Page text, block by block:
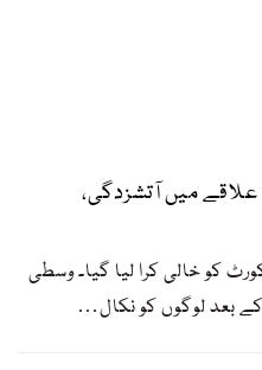
میں آتشزدگی،
کو خالی کرا لیا گیا۔ وسطی
بعد لوگوں کو نکال…